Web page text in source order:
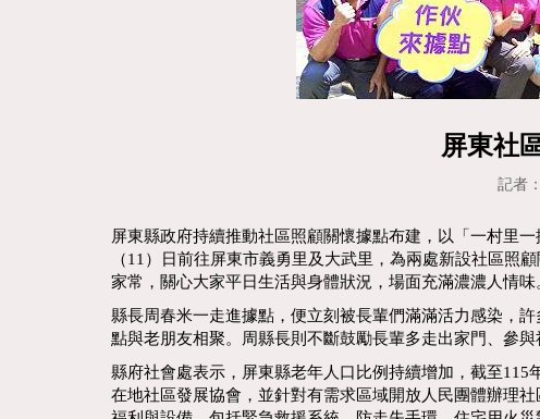
屏東社
記者
屏東縣政府持續推動社區照顧關懷據點布建，以「一村里
（11）日前往屏東市義勇里及大武里，為兩處新設社區照
家常，關心大家平日生活與身體狀況，場面充滿濃濃人情味
縣長周春米一走進據點，便立刻被長輩們滿滿活力感染，
點與老朋友相聚。周縣長則不斷鼓勵長輩多走出家門、參
縣府社會處表示，屏東縣老年人口比例持續增加，截至
在地社區發展協會，並針對有需求區域開放人民團體辦理